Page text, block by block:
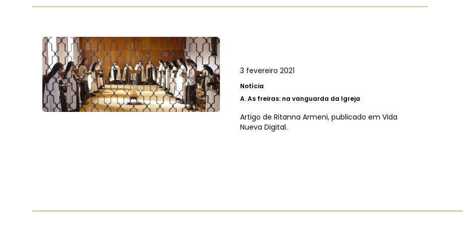
3 fevereiro 2021
Notícia
A.As freiras: na vanguarda da Igreja
Artigo de Ritanna Armeni, publicado em Vida
Nueva Digital.